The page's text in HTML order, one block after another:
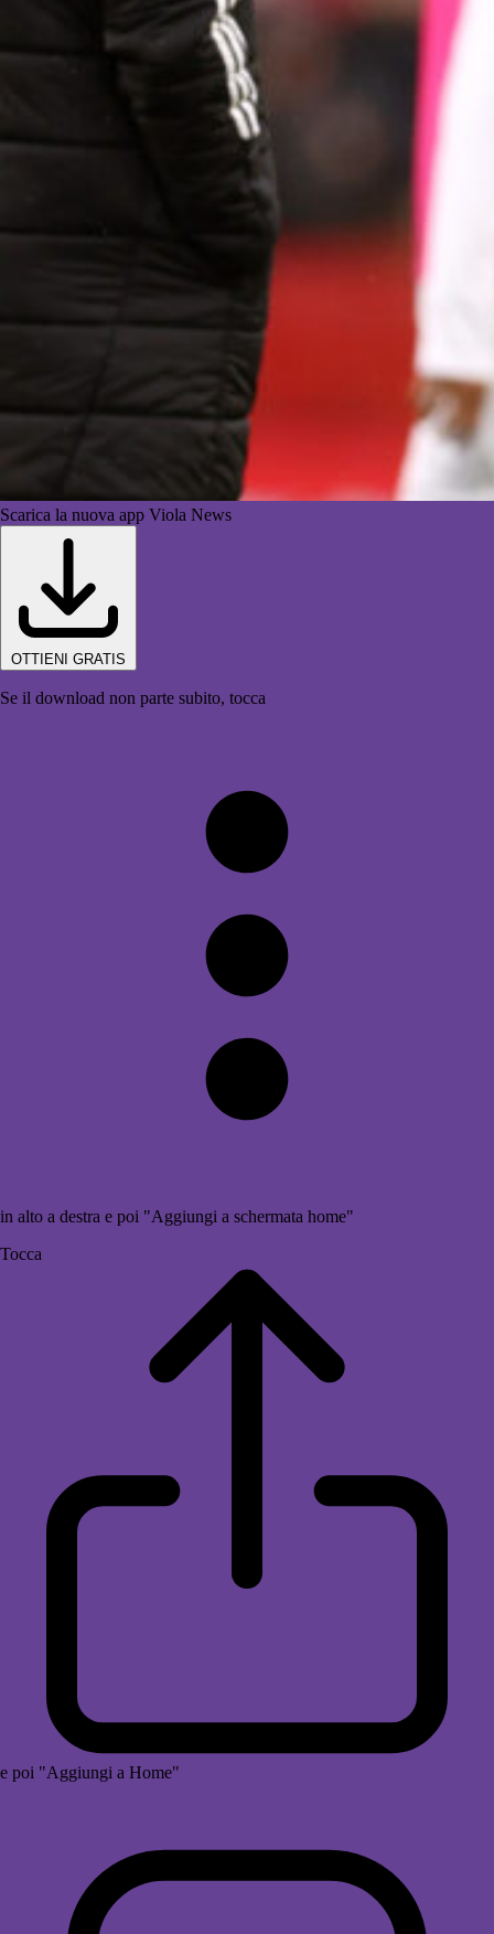
Scarica la nuova app Viola News
OTTIENI GRATIS
Se il download non parte subito, tocca
in alto a destra e poi "Aggiungi a schermata home"
Tocca
e poi "Aggiungi a Home"